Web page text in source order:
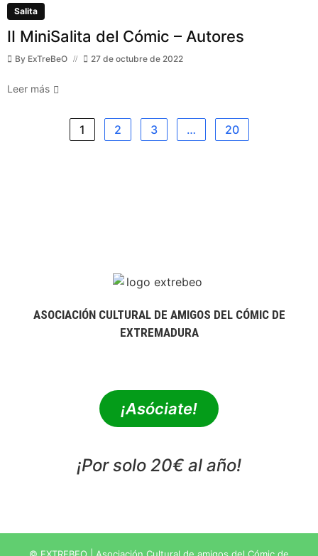
Salita
II MiniSalita del Cómic – Autores
By ExTreBeO 27 de octubre de 2022
Leer más
1 2 3 … 20
ASOCIACIÓN CULTURAL DE AMIGOS DEL CÓMIC DE
EXTREMADURA
¡Asóciate!
¡Por solo 20€ al año!
© EXTREBEO | Asociación Cultural de amigos del Cómic de